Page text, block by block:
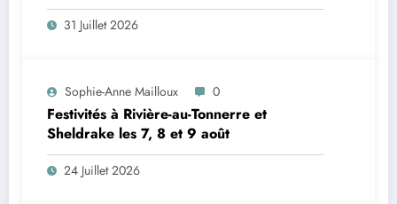
31 Juillet 2026
Sophie-Anne Mailloux 0
Festivités à Rivière-au-Tonnerre et
Sheldrake les 7, 8 et 9 août
24 Juillet 2026